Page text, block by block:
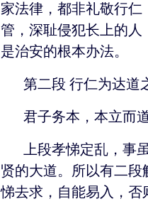
家法律，都非礼敬行
管，深耻侵犯长上的
是治安的根本办法。
第二段 行仁为达道
君子务本，本立而
上段孝悌定乱，事
贤的大道。所以有二
悌去求，自能易入，否